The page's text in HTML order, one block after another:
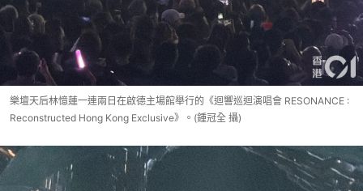
樂壇天后林憶蓮一連兩日在啟德主場館舉行的《迴響巡迴演唱會 RESONANCE :
Reconstructed Hong Kong Exclusive》。(鍾冠全 攝)